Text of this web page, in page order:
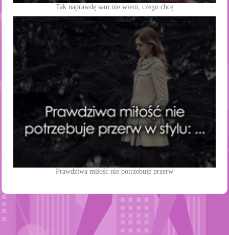
Tak naprawdę sam nie wiem, czego chcę
Prawdziwa miłość nie potrzebuje przerw